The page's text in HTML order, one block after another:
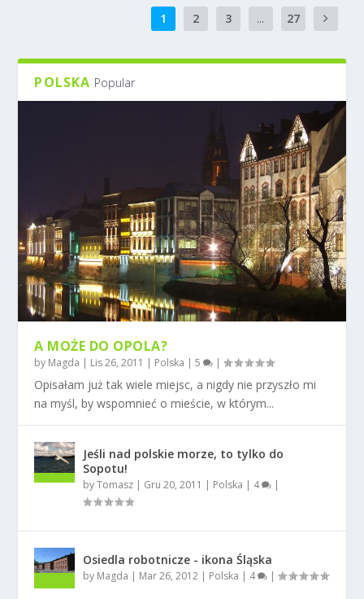
1 2 3 ... 27
POLSKA Popular
A MOŻE DO OPOLA?
by Magda Lis 26, 2011 Polska |5 |
Opisałam już tak wiele miejsc, a nigdy nie przyszło mi
na myśl, by wspomnieć o mieście, w którym...
Jeśli nad polskie morze, to tylko do
Sopotu!
byTomasz Gru 20, 2011 Polska 4
Osiedla robotnicze - ikona Śląska
by Magda Mar 26, 2012 Polska 4 |